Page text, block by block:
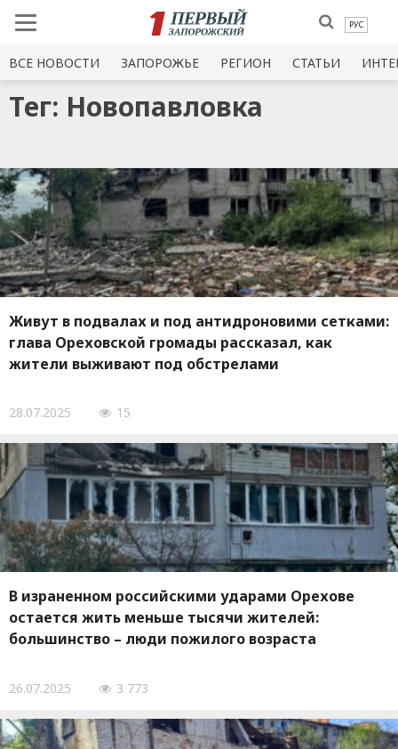
РУС
ВСЕ НОВОСТИ ЗАПОРОЖЬЕ РЕГИОН СТАТЬИ
Тег: Новопавловка
Живут в подвалах и под антидроновими сетками:
глава Ореховской громады рассказал, как
жители выживают под обстрелами
28.07.2025 15
В израненном российскими ударами Орехове
остается жить меньше тысячи жителей:
большинство – люди пожилого возраста
26.07.2025 3 773